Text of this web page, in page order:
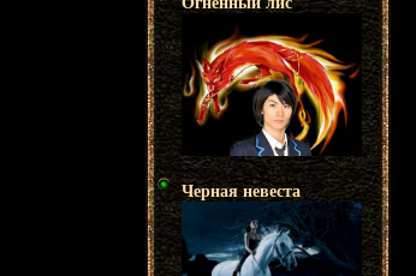
Черная невеста